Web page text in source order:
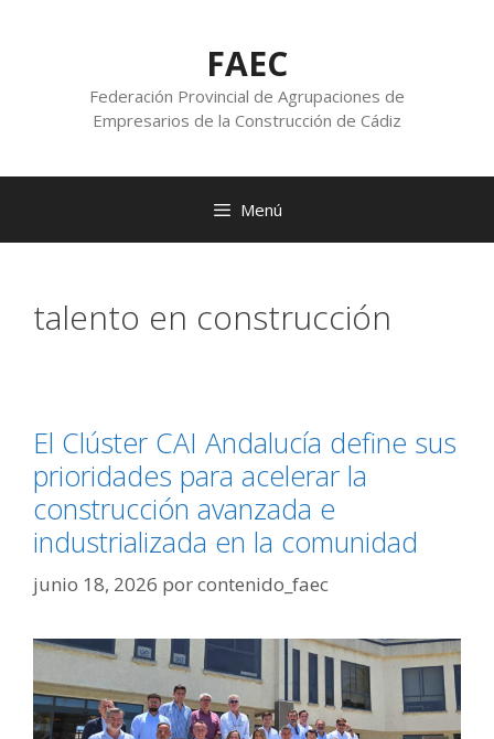
FAEC
Federación Provincial de Agrupaciones de
Empresarios de la Construcción de Cádiz
Menú
talento en construcción
El Clúster CAI Andalucía define sus
prioridades para acelerar la
construcción avanzada e
industrializada en la comunidad
junio 18, 2026 porcontenido_faec